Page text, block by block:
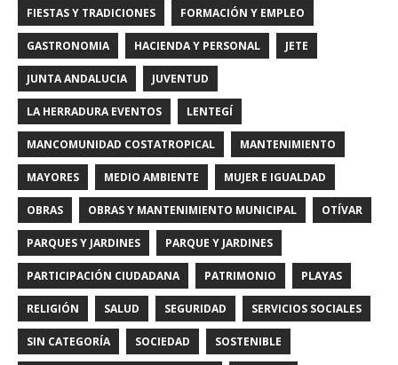
FIESTAS Y TRADICIONES FORMACIÓN Y EMPLEO
GASTRONOMIA HACIENDA Y PERSONAL JETE
JUNTA ANDALUCIA JUVENTUD
LA HERRADURA EVENTOS LENTEGÍ
MANCOMUNIDAD COSTATROPICAL MANTENIMIENTO
MAYORES MEDIO AMBIENTE MUJER E IGUALDAD
OBRAS OBRAS Y MANTENIMIENTO MUNICIPAL OTÍVAR
PARQUES Y JARDINES PARQUE Y JARDINES
PARTICIPACIÓN CIUDADANA PATRIMONIO PLAYAS
RELIGIÓN SALUD SEGURIDAD SERVICIOS SOCIALES
SIN CATEGORÍA SOCIEDAD SOSTENIBLE